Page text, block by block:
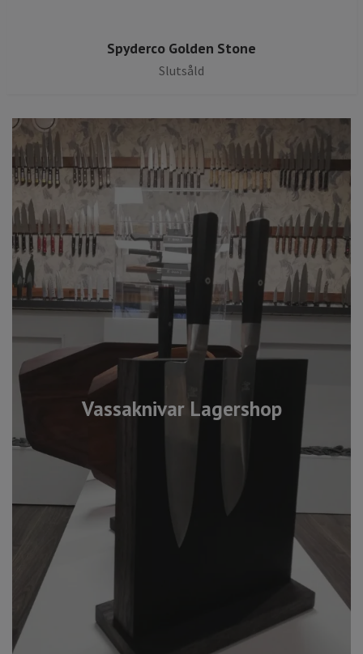
Vassaknivar Lagershop
Spyderco Golden Stone
Slutsåld